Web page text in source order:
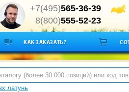
+7(495)565-36-39
8(800)555-52-23
КАК ЗАКАЗАТЬ?
латунь